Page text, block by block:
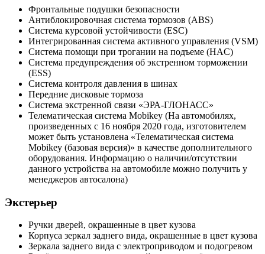
Фронтальные подушки безопасности
Антиблокировочная система тормозов (ABS)
Система курсовой устойчивости (ESC)
Интегрированная система активного управления (VSM)
Система помощи при трогании на подъеме (HAC)
Система предупреждения об экстренном торможении
(ESS)
Система контроля давления в шинах
Передние дисковые тормоза
Система экстренной связи «ЭРА-ГЛОНАСС»
Телематическая система Mobikey (На автомобилях,
произведенных с 16 ноября 2020 года, изготовителем
может быть установлена «Телематическая система
Mobikey (базовая версия)» в качестве дополнительного
оборудования. Информацию о наличии/отсутствии
данного устройства на автомобиле можно получить у
менеджеров автосалона)
Экстерьер
Ручки дверей, окрашенные в цвет кузова
Корпуса зеркал заднего вида, окрашенные в цвет кузова
Зеркала заднего вида с электроприводом и подогревом